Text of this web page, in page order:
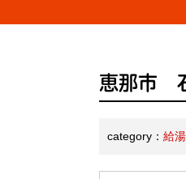
恵那市
category： 給